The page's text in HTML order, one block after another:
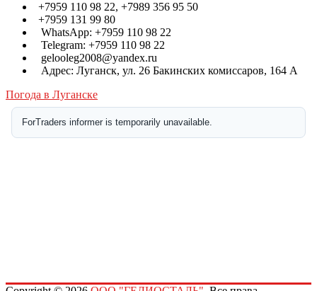
+7959 110 98 22, +7989 356 95 50
+7959 131 99 80
WhatsApp: +7959 110 98 22
Telegram: +7959 110 98 22
gelooleg2008@yandex.ru
Адрес: Луганск, ул. 26 Бакинских комиссаров, 164 А
Погода в Луганске